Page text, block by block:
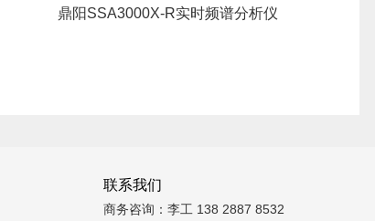
鼎阳SSA3000X-R实时频谱分析仪
联系我们
商务咨询：李工 138 2887 8532